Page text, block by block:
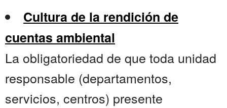
Cultura de la rendición de
cuentas ambiental
La obligatoriedad de que toda unidad
responsable (departamentos,
servicios, centros) presente